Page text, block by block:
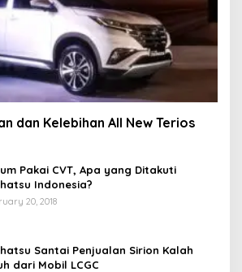
dan Kelebihan All New Terios
Pakai CVT, Apa yang Ditakuti
Indonesia?
20, 2018
Santai Penjualan Sirion Kalah
dari Mobil LCGC